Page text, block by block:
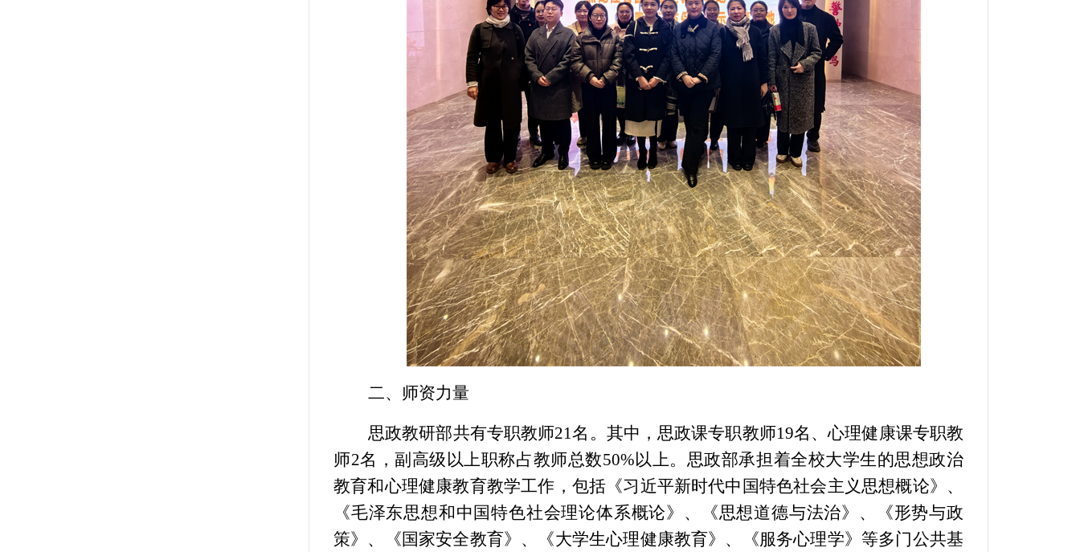
二、师资力量
思政教研部共有专职教师21名。其中，思政课专职教师19名、心理健康课专职教
师2名，副高级以上职称占教师总数50%以上。思政部承担着全校大学生的思想政治
教育和心理健康教育教学工作，包括《习近平新时代中国特色社会主义思想概论》、
《毛泽东思想和中国特色社会理论体系概论》、《思想道德与法治》、《形势与政
策》、《国家安全教育》、《大学生心理健康教育》、《服务心理学》等多门公共基